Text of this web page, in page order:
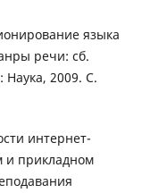
языка
речи: сб.
2009. С.
интернет-
и прикладном